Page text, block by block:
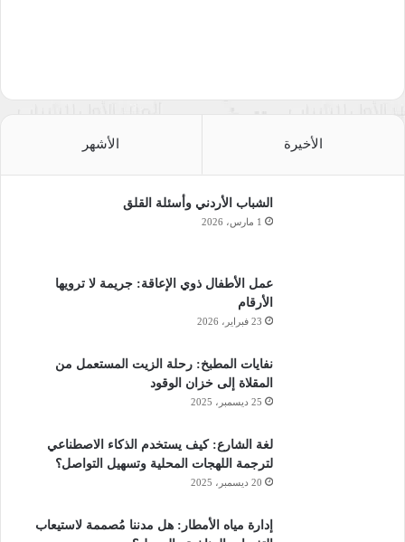
الأخيرة الأشهر
الشباب الأردني وأسئلة القلق
1 مارس، 2026
عمل الأطفال ذوي الإعاقة: جريمة لا ترويها
الأرقام
23 فبراير، 2026
نفايات المطبخ: رحلة الزيت المستعمل من
المقلاة إلى خزان الوقود
25 ديسمبر، 2025
لغة الشارع: كيف يستخدم الذكاء الاصطناعي
لترجمة اللهجات المحلية وتسهيل التواصل؟
20 ديسمبر، 2025
إدارة مياه الأمطار: هل مدننا مُصممة لاستيعاب